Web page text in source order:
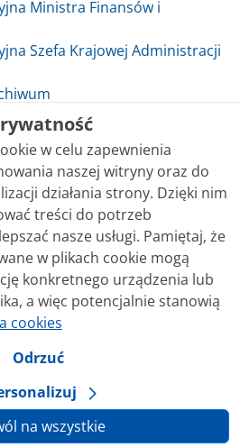
Ministra Finansów i
Szefa Krajowej Administracji
serwisie udostępniamy
z treści opublikowanych w
niezależnie od celu i sposobu
zgody Ministerstwa Finansów.
jako treści będące
o ile nie jest to
udostępniane na licencji
w celu zapewnienia
naszej witryny oraz do
działania strony. Dzięki nim
treści do potrzeb
nasze usługi. Pamiętaj, że
w plikach cookie mogą
konkretnego urządzenia lub
a więc potencjalnie stanowią
cookies
Odrzuć
na wszystkie